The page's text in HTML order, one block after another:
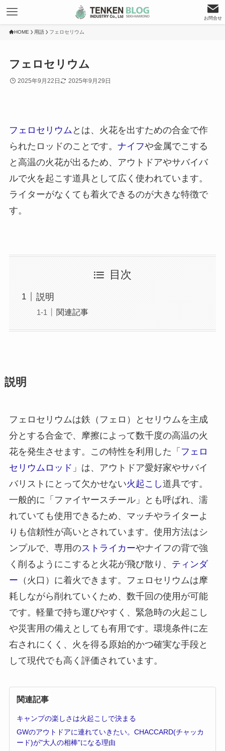
お問合せ
HOME 用語 フェロセリウム
フェロセリウム
2025年9月22日 2025年9月29日
フェロセリウム とは、火花を出すための合金で作
られたロッドのことです。 ナイフや金属でこする
と高温の火花が出るため、アウトドアやサバイバ
ルで火を起こす道具として広く使われています。
ライターがなくても着火できるのが大きな特徴で
す。
目次
説明
関連記事
説明
フェロセリウムは鉄（フェロ）とセリウムを主成
分とする合金で、摩擦によって数千度の高温の火
花を発生させます。この特性を利用した「 フェロ
セリウムロッド 」は、アウトドア愛好家やサバイ
バリストにとって欠かせない火起こし道具です。
一般的に「ファイヤースチール」とも呼ばれ、濡
れていても使用できるため、マッチやライターよ
りも信頼性が高いとされています。使用方法はシ
ンプルで、専用のストライカーやナイフの背で強
く削るようにこすると火花が飛び散り、 ティンダ
ー （火口）に着火できます。フェロセリウムは摩
耗しながら削れていくため、数千回の使用が可能
です。軽量で持ち運びやすく、緊急時の火起こし
や災害用の備えとしても有用です。環境条件に左
右されにくく、火を得る原始的かつ確実な手段と
して現代でも高く評価されています。
関連記事
キャンプの楽しさは火起こしで決まる
GWのアウトドアに連れていきたい。CHACCARD(チャッカ
ード)が"大人の相棒"になる理由